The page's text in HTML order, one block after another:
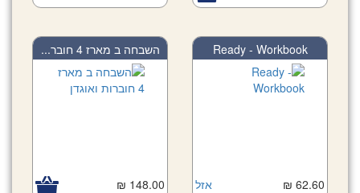
Ready - Workbook
אזל 62.60 ₪
השבחה ב מארז 4 חובר...
148.00 ₪